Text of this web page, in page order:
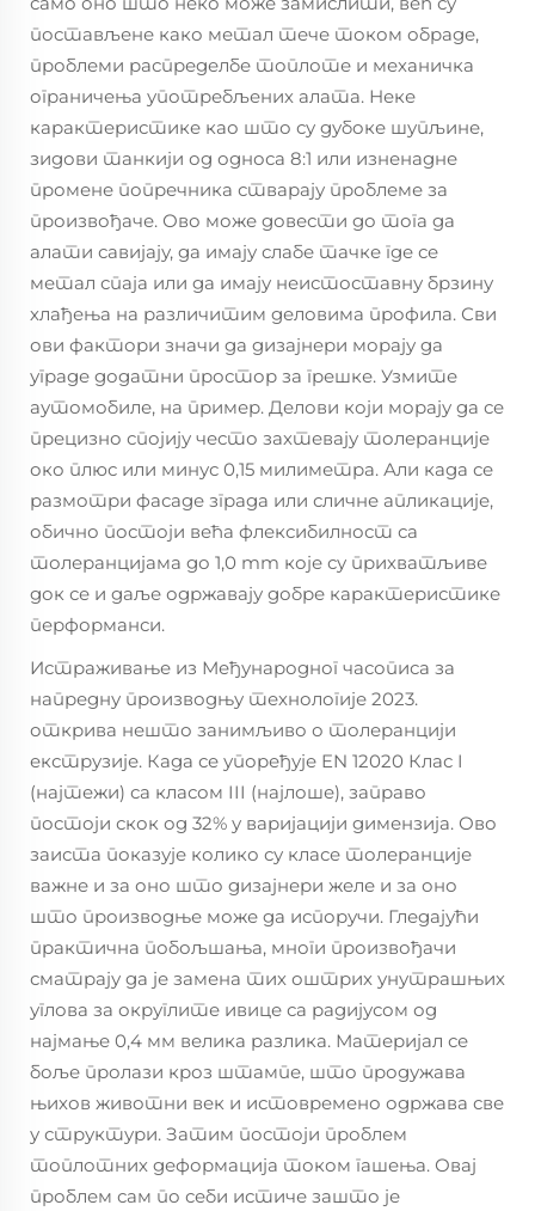
постављене како метал тече током обраде,
проблеми распределбе топлоте и механичка
ограничења употребљених алата. Неке
карактеристике као што су дубоке шупљине,
зидови танкији од односа 8:1 или изненадне
промене попречника стварају проблеме за
произвођаче. Ово може довести до тога да
алати савијају, да имају слабе тачке где се
метал спаја или да имају неистоставну брзину
хлађења на различитим деловима профила. Сви
ови фактори значи да дизајнери морају да
уграде додатни простор за грешке. Узмите
аутомобиле, на пример. Делови који морају да се
прецизно спојију често захтевају толеранције
око плюс или минус 0,15 милиметра. Али када се
размотри фасаде зграда или сличне апликације,
обично постоји већа флексибилност са
толеранцијама до 1,0 mm које су прихватљиве
док се и даље одржавају добре карактеристике
перформанси.
Истраживање из Међународног часописа за
напредну производњу технологије 2023.
открива нешто занимљиво о толеранцији
екструзије. Када се упоређује EN 12020 Клас I
(најтежи) са класом III (најлоше), заправо
постоји скок од 32% у варијацији димензија. Ово
заиста показује колико су класе толеранције
важне и за оно што дизајнери желе и за оно
што производње може да испоручи. Гледајући
практична побољшања, многи произвођачи
сматрају да је замена тих оштрих унутрашњих
углова за округлите ивице са радијусом од
најмање 0,4 мм велика разлика. Материјал се
боље пролази кроз штампе, што продужава
њихов животни век и истовремено одржава све
у структури. Затим постоји проблем
топлотних деформација током гашења. Овај
проблем сам по себи истиче зашто је